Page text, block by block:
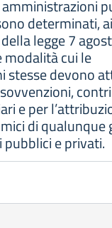
determinati,
legge 7
modalità cui le
stesse devono
e per
di qualunque
e privati.